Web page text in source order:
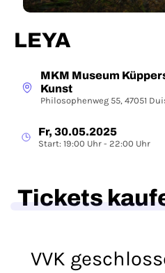
LEYA
MKM Museum
Kunst
Philosophenweg 55, 47051
Fr, 30.05.2025
Start: 19:00 Uhr - 22:00 Uhr
Tickets
VVK